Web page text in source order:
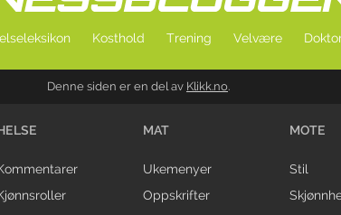
Kosthold Trening Velvære
Denne siden er en del av Klikk.no.
MAT
Ukemenyer
Oppskrifter
MOTE
Stil